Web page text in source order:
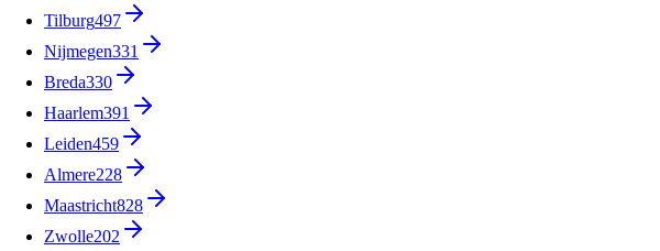
Tilburg497
Nijmegen331
Breda330
Haarlem391
Leiden459
Almere228
Maastricht828
Zwolle202